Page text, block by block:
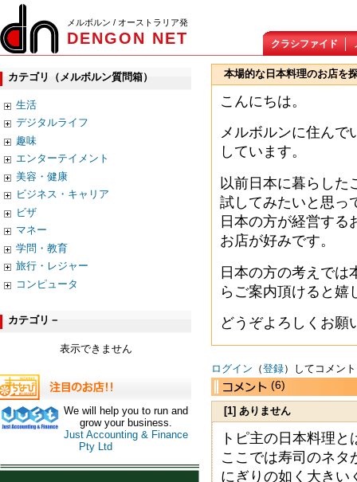
メルボルン / オーストラリア発
DENGON NET クラシファイド
カテゴリ（メルボルン質問箱）
生活
デジタルライフ
趣味
エンターテイメント
美容・健康
ビジネス・キャリア
ビザ
マネー
学問・教育
旅行・レジャー
コンピュータ
カテゴリ－
表示できません
We will help you to run and
grow your business.
Just Accounting & Finance
Pty Ltd
本場的な日本料理のお店を
こんにちは。
メルボルンに住んで
しています。
以前日本に暮らした
試してみたいと思っ
日本の方が経営する
お店が好みです。
日本の方の考えでは
らご案内頂けると嬉
どうぞよろしくお願
ログイン （登録）してコメン
(6)
[1] ありません
トピ主の日本料理
ここでは寿司のネタ
にぎりの如く大きい